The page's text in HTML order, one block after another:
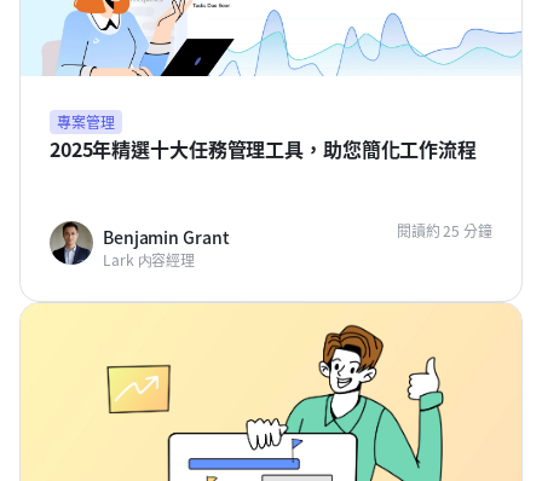
專案管理
2025年精選十大任務管理工具，助您簡化工作流程
Benjamin Grant
Lark 内容經理
閱讀約 25 分鐘